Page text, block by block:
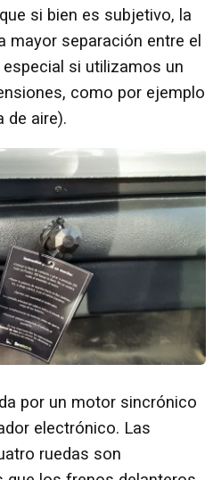
si bien es subjetivo, la
mayor separación entre el
si utilizamos un
como por ejemplo
de aire).
por un motor sincrónico
electrónico. Las
ruedas son